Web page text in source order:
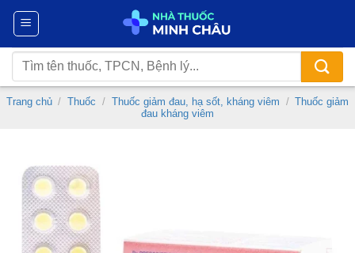
Chuyển
nội
dung
Tìm
kiếm:
Trang chủ / Thuốc / Thuốc giảm đau, hạ sốt, kháng viêm / Thuốc giảm
đau kháng viêm